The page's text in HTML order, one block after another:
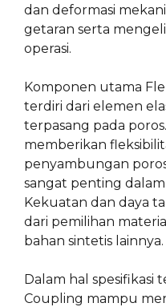
dan deformasi
getaran serta
operasi.
Komponen utama
terdiri dari elemen
terpasang pada
memberikan
penyambungan
sangat penting dalam
Kekuatan dan daya
dari pemilihan
bahan sintetis lainnya.
Dalam hal spesifikasi
Coupling mampu